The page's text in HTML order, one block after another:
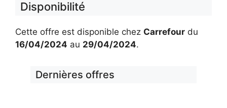
Disponibilité
Cette offre est disponible chez Carrefour du
16/04/2024 au 29/04/2024.
Dernières offres